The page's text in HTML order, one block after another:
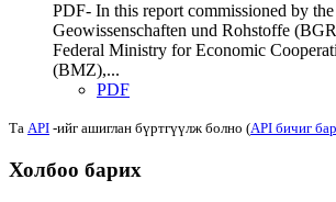
PDF- In this report commissioned by
Geowissenschaften und Rohstoffe
Federal Ministry for Economic
(BMZ),...
PDF
Та API -ийг ашиглан бүртгүүлж болно (API бичиг
Холбоо барих